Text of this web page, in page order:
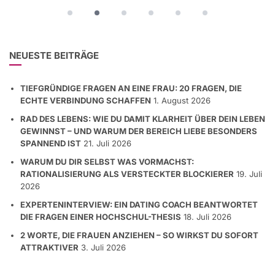
NEUESTE BEITRÄGE
TIEFGRÜNDIGE FRAGEN AN EINE FRAU: 20 FRAGEN, DIE
ECHTE VERBINDUNG SCHAFFEN 1. August 2026
RAD DES LEBENS: WIE DU DAMIT KLARHEIT ÜBER DEIN LEBEN
GEWINNST – UND WARUM DER BEREICH LIEBE BESONDERS
SPANNEND IST 21. Juli 2026
WARUM DU DIR SELBST WAS VORMACHST:
RATIONALISIERUNG ALS VERSTECKTER BLOCKIERER 19. Juli
2026
EXPERTENINTERVIEW: EIN DATING COACH BEANTWORTET
DIE FRAGEN EINER HOCHSCHUL-THESIS 18. Juli 2026
2 WORTE, DIE FRAUEN ANZIEHEN – SO WIRKST DU SOFORT
ATTRAKTIVER 3. Juli 2026